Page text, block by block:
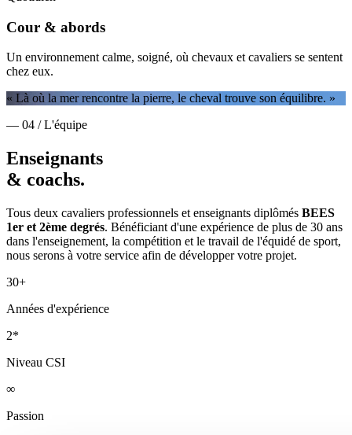
Cour & abords
Un environnement calme, soigné, où chevaux et cavaliers se sentent
chez eux.
« Là où la mer rencontre la pierre, le cheval trouve son équilibre. »
— 04 / L'équipe
Enseignants
& coachs.
Tous deux cavaliers professionnels et enseignants diplômés BEES
1er et 2ème degrés. Bénéficiant d'une expérience de plus de 30 ans
dans l'enseignement, la compétition et le travail de l'équidé de sport,
nous serons à votre service afin de développer votre projet.
30+
Années d'expérience
2*
Niveau CSI
∞
Passion